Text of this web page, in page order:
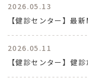
2026.05.13
【健診センター】最
2026.05.11
【健診センター】健